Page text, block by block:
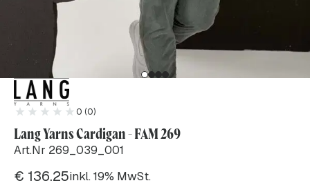
0 (0)
Lang Yarns Cardigan - FAM 269
Art.Nr 269_039_001
€ 136.25inkl. 19% MwSt.